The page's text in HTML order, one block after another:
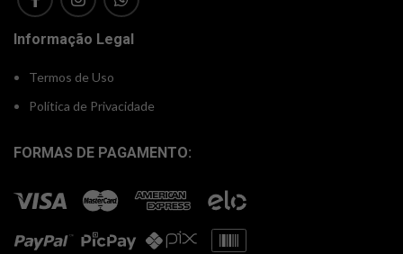
Informação Legal
Termos de Uso
Política de Privacidade
FORMAS DE PAGAMENTO: